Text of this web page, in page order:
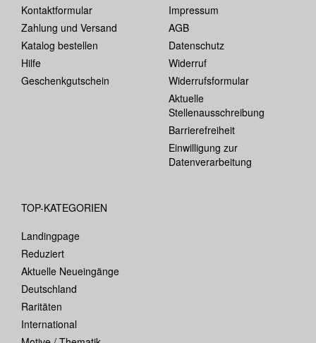
Kontaktformular
Zahlung und Versand
Katalog bestellen
Hilfe
Geschenkgutschein
Impressum
AGB
Datenschutz
Widerruf
Widerrufsformular
Aktuelle
Stellenausschreibung
Barrierefreiheit
Einwilligung zur
Datenverarbeitung
TOP-KATEGORIEN
Landingpage
Reduziert
Aktuelle Neueingänge
Deutschland
Raritäten
International